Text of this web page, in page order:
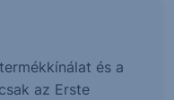
és a
az Erste